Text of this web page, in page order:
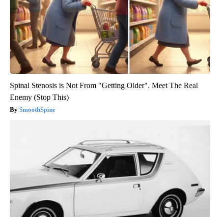
Spinal Stenosis is Not From "Getting Older". Meet The Real
Enemy (Stop This)
SmoothSpine